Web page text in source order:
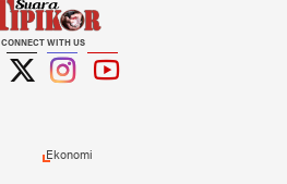
CONNECT WITH US
Ekonomi